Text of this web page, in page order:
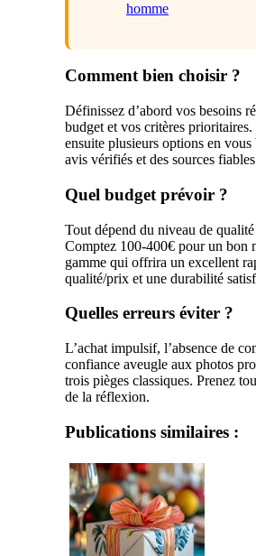
homme
Comment bien choisir ?
Définissez d’abord vos besoins
budget et vos critères
ensuite plusieurs options en vous
avis vérifiés et des sources
Quel budget prévoir ?
Tout dépend du niveau de
Comptez 100-400€ pour un bon
gamme qui offrira un excellent
qualité/prix et une durabilité
Quelles erreurs éviter ?
L’achat impulsif, l’absence de
confiance aveugle aux photos
trois pièges classiques. Prenez
de la réflexion.
Publications similaires :